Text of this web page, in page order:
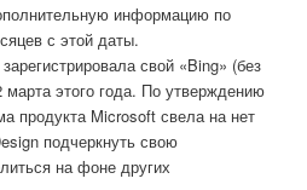
информацию по
с этой даты.
свой «Bing» (без
марта этого года. По утверждению
продукта Microsoft свела на нет
подчеркнуть свою
на фоне других